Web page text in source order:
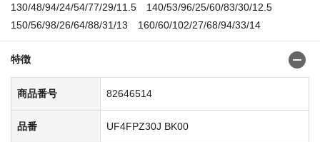
130/48/94/24/54/77/29/11.5 140/53/96/25/60/83/30/12.5
150/56/98/26/64/88/31/13 160/60/102/27/68/94/33/14
特徴
商品番号 82646514
品番 UF4FPZ30J BK00